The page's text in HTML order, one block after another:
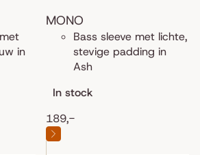
in
MONO
Bass sleeve met lichte,
stevige padding in
Ash
In stock
189,-